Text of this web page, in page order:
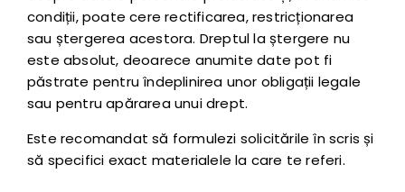
condiții, poate cere rectificarea, restricționarea
sau ștergerea acestora. Dreptul la ștergere nu
este absolut, deoarece anumite date pot fi
păstrate pentru îndeplinirea unor obligații legale
sau pentru apărarea unui drept.
Este recomandat să formulezi solicitările în scris și
să specifici exact materialele la care te referi.